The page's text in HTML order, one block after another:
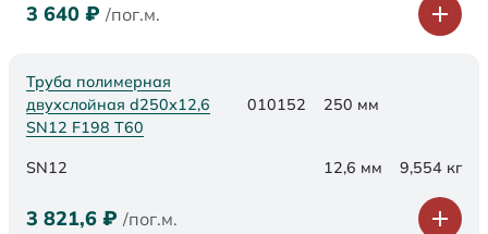
3 640 ₽ /пог.м.
Труба полимерная
двухслойная d250х12,6
SN12 F198 Т60
010152 250 мм
SN12 12,6 мм 9,554 кг
3 821,6 ₽ /пог.м.